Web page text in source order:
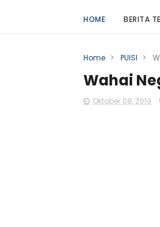
HOME BERITA
Home > PUISI >
Wahai
Oktober 08, 2019